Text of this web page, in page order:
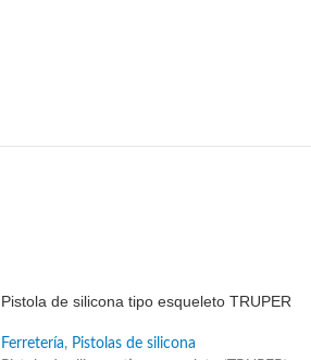
Pistola de silicona tipo esqueleto TRUPER
Ferretería, Pistolas de silicona